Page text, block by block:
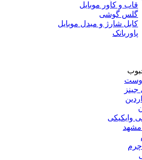
قاب و کاور موبایل
گلس گوشی
کابل شارژ و مبدل موبایل
پاوربانک
وست
وایکیکی
چرم